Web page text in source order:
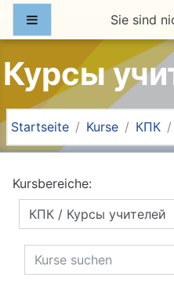
Zum Hauptinhalt
Website-Übersicht
Sie sind
Курсы
Startseite Kurse КПК
Kursbereiche:
Kurse suchen